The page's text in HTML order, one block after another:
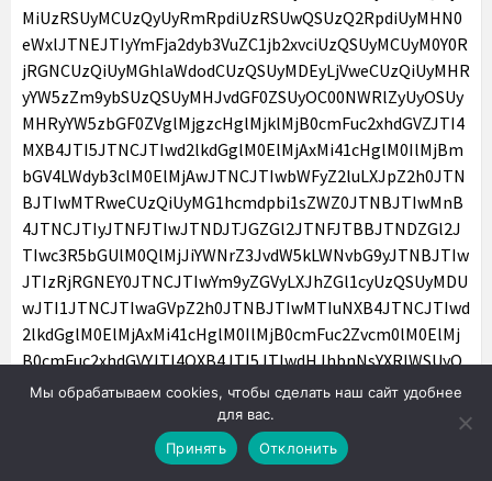
Мы обрабатываем cookies, чтобы сделать наш сайт удобнее
для вас.
Принять
Отклонить